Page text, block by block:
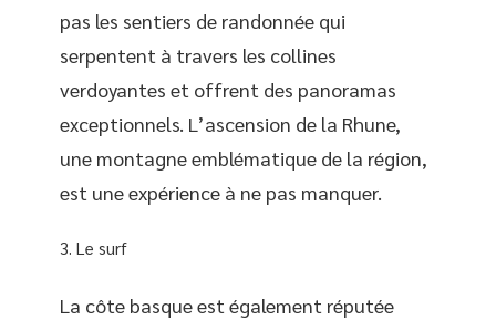
pas les sentiers de randonnée qui
serpentent à travers les collines
verdoyantes et offrent des panoramas
exceptionnels. L’ascension de la Rhune,
une montagne emblématique de la région,
est une expérience à ne pas manquer.
Le surf
La côte basque est également réputée